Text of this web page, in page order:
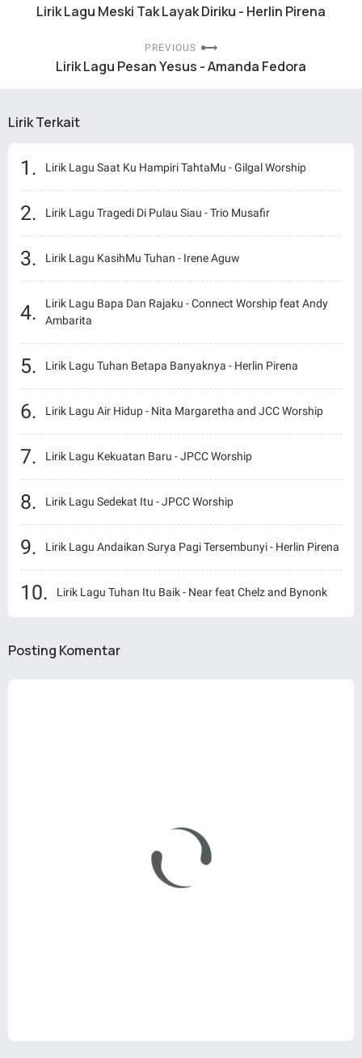
Lirik Lagu Meski Tak Layak Diriku - Herlin Pirena
PREVIOUS
Lirik Lagu Pesan Yesus - Amanda Fedora
Lirik Terkait
Lirik Lagu Saat Ku Hampiri TahtaMu - Gilgal Worship
Lirik Lagu Tragedi Di Pulau Siau - Trio Musafir
Lirik Lagu KasihMu Tuhan - Irene Aguw
Lirik Lagu Bapa Dan Rajaku - Connect Worship feat Andy
Ambarita
Lirik Lagu Tuhan Betapa Banyaknya - Herlin Pirena
Lirik Lagu Air Hidup - Nita Margaretha and JCC Worship
Lirik Lagu Kekuatan Baru - JPCC Worship
Lirik Lagu Sedekat Itu - JPCC Worship
Lirik Lagu Andaikan Surya Pagi Tersembunyi - Herlin Pirena
Lirik Lagu Tuhan Itu Baik - Near feat Chelz and Bynonk
Posting Komentar